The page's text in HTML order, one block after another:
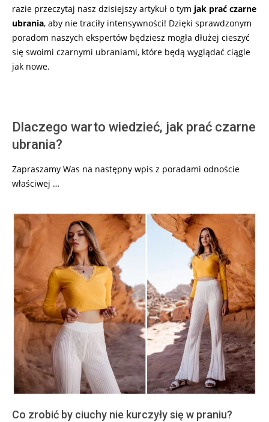
razie przeczytaj nasz dzisiejszy artykuł o tym jak prać czarne
ubrania, aby nie traciły intensywności! Dzięki sprawdzonym
poradom naszych ekspertów będziesz mogła dłużej cieszyć
się swoimi czarnymi ubraniami, które będą wyglądać ciągle
jak nowe.
Dlaczego warto wiedzieć, jak prać czarne
ubrania?
Zapraszamy Was na następny wpis z poradami odnoście
właściwej …
Co zrobić by ciuchy nie kurczyły się w praniu?